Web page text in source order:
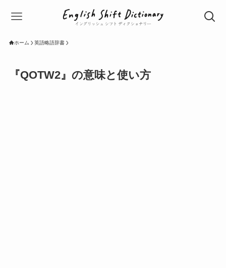
ホーム 英語略語辞書
『QOTW2』の意味と使い方